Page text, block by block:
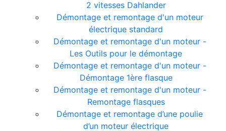
2 vitesses Dahlander
Démontage et remontage d'un moteur
électrique standard
Démontage et remontage d'un moteur -
Les Outils pour le démontage
Démontage et remontage d'un moteur -
Démontage 1ère flasque
Démontage et remontage d'un moteur -
Remontage flasques
Démontage et remontage d’une poulie
d’un moteur électrique